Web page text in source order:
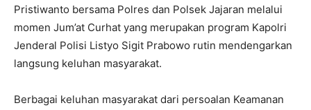
Pristiwanto bersama Polres dan Polsek Jajaran melalui
momen Jum’at Curhat yang merupakan program Kapolri
Jenderal Polisi Listyo Sigit Prabowo rutin mendengarkan
langsung keluhan masyarakat.
Berbagai keluhan masyarakat dari persoalan Keamanan